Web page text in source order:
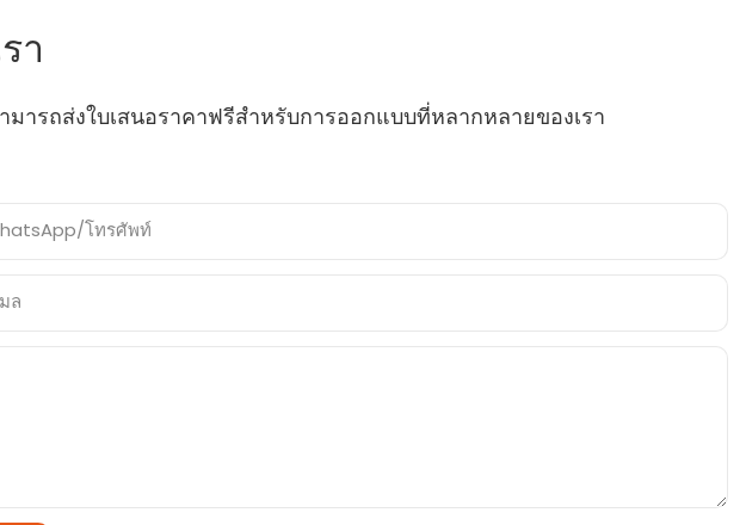
า
ารถส่งใบเสนอราคาฟรีสำหรับการออกแบบที่หลากหลายของเรา
โทรศัพท์
ล